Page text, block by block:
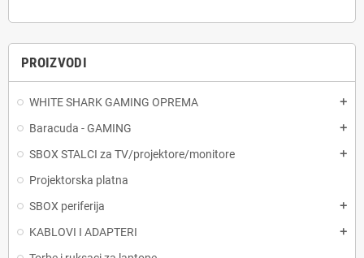
PROIZVODI
WHITE SHARK GAMING OPREMA add
Baracuda - GAMING add
SBOX STALCI za TV/projektore/monitore add
Projektorska platna
SBOX periferija
add
KABLOVI I ADAPTERI add